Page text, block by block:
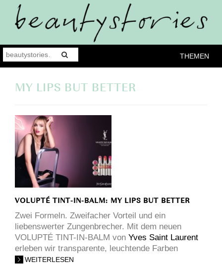
THEMEN
MY LIPS BUT BETTER
VOLUPTÉ TINT-IN-BALM: MY LIPS BUT BETTER
Zwei Formeln. Zweifacher Vorteil und ein
liebenswerter Zungenbrecher. Mit dem neuen
VOLUPTÉ TINT-IN-BALM von Yves Saint Laurent
erleben wir transparente, leuchtende Farben
WEITERLESEN